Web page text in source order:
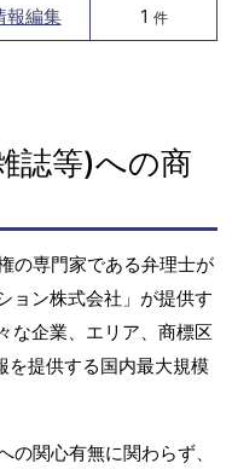
報編集 1 件
誌等)への商
の専門家である弁理士が
ョン株式会社」が提供す
な企業、エリア、商標区
提供する国内最大規模
関心有無に関わらず、